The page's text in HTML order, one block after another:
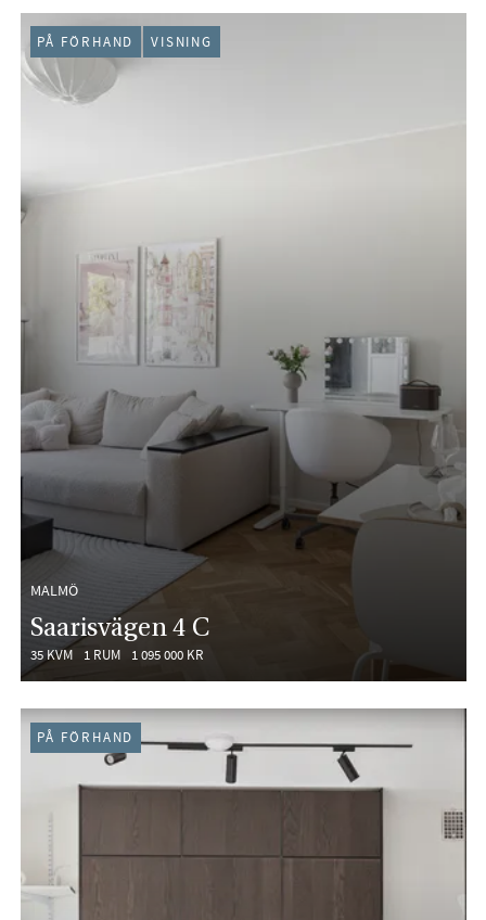
MALMÖ
Saarisvägen 4 C
35 KVM 1 RUM 1 095 000 KR
PÅ FÖRHAND VISNING
PÅ FÖRHAND